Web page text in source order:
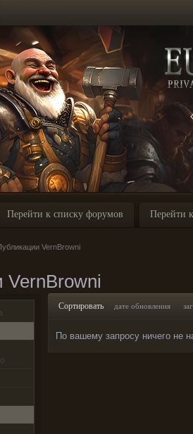
Перейти к списку форумов Перейти
VernBrowni
VernBrowni
Сортировать дате обновления
По вашему запросу ничего не